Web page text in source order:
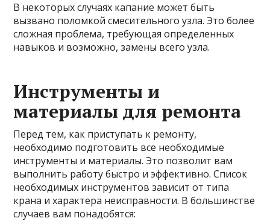
В некоторых случаях капание может быть
вызвано поломкой смесительного узла. Это более
сложная проблема, требующая определенных
навыков и возможно, замены всего узла.
Инструменты и
материалы для ремонта
Перед тем, как приступать к ремонту,
необходимо подготовить все необходимые
инструменты и материалы. Это позволит вам
выполнить работу быстро и эффективно. Список
необходимых инструментов зависит от типа
крана и характера неисправности. В большинстве
случаев вам понадобятся: